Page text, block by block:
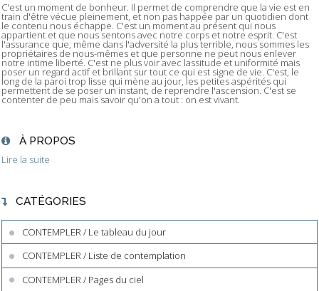
C'est un moment de bonheur. Il permet de comprendre que la vie est en
train d'être vécue pleinement, et non pas happée par un quotidien dont
le contenu nous échappe. C'est un moment au présent qui nous
appartient et que nous sentons avec notre corps et notre esprit. C'est
l'assurance que, même dans l'adversité la plus terrible, nous sommes les
propriétaires de nous-mêmes et que personne ne peut nous enlever
notre intime liberté. C'est ne plus voir avec lassitude et uniformité mais
poser un regard actif et brillant sur tout ce qui est signe de vie. C'est, le
long de la paroi trop lisse qui mène au jour, les petites aspérités qui
permettent de se poser un instant, de reprendre l'ascension. C'est se
contenter de peu mais savoir qu'on a tout : on est vivant.
À PROPOS
Lire la suite
CATÉGORIES
CONTEMPLER / Le tableau du jour
CONTEMPLER / Liste de contemplation
CONTEMPLER / Pages du ciel